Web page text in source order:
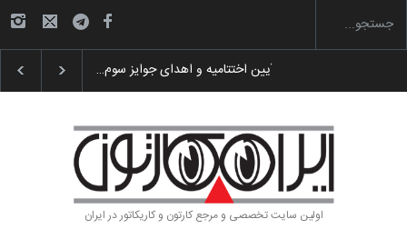
گزارش تصویری آیین اختتامیه و اهدای جوایز سوم…
اولین سایت تخصصی و مرجع کارتون و کاریکاتور در ایران